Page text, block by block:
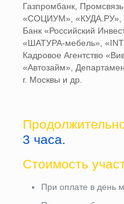
Газпромбанк,
«СОЦИУМ», «КУДА.РУ»,
Банк «Российский
«ШАТУРА-мебель»,
Кадровое Агентство
«Автозайм»,
г. Москвы и др.
3 часа.
Стоимость
При оплате в день